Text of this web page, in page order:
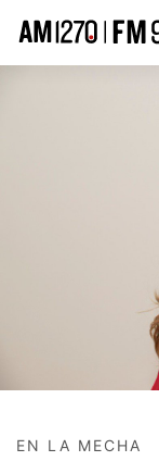
EN LA MECHA